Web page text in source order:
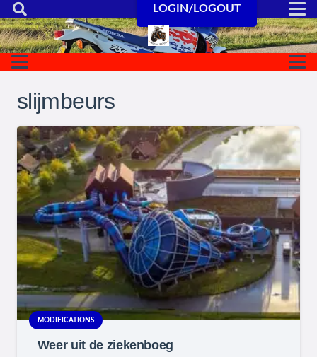
LOGIN/LOGOUT
slijmbeurs
MODIFICATIONS
Weer uit de ziekenboeg